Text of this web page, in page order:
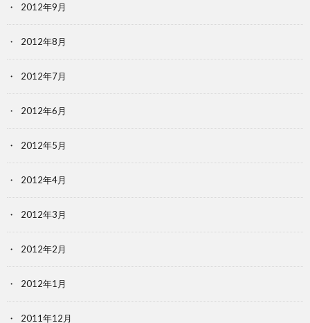
2012年9月
2012年8月
2012年7月
2012年6月
2012年5月
2012年4月
2012年3月
2012年2月
2012年1月
2011年12月